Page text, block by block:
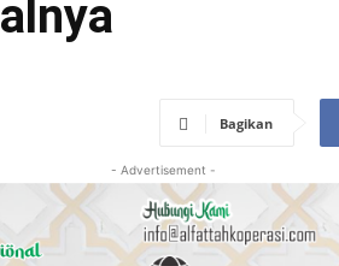
Bagikan
- Advertisement -